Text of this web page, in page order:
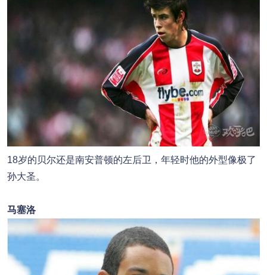
18岁的贝尔还是南安普顿的左后卫，年轻时他的外型像极了
孙大圣。
马塞洛